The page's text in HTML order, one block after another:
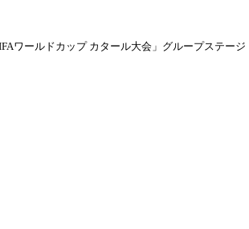
ワールドカップ カタール大会」グループステージ